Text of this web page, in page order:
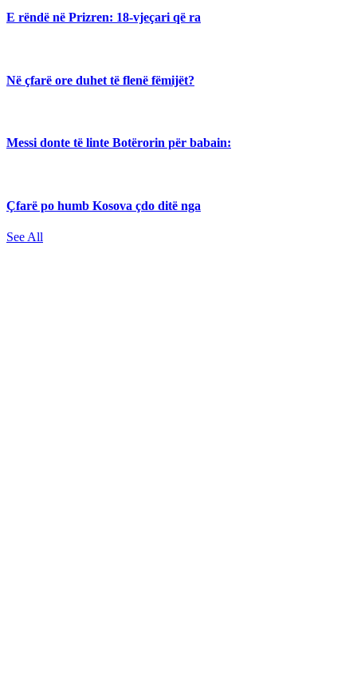
E rëndë në Prizren: 18-vjeçari që ra
Në çfarë ore duhet të flenë fëmijët?
Messi donte të linte Botërorin për babain:
Çfarë po humb Kosova çdo ditë nga
See All